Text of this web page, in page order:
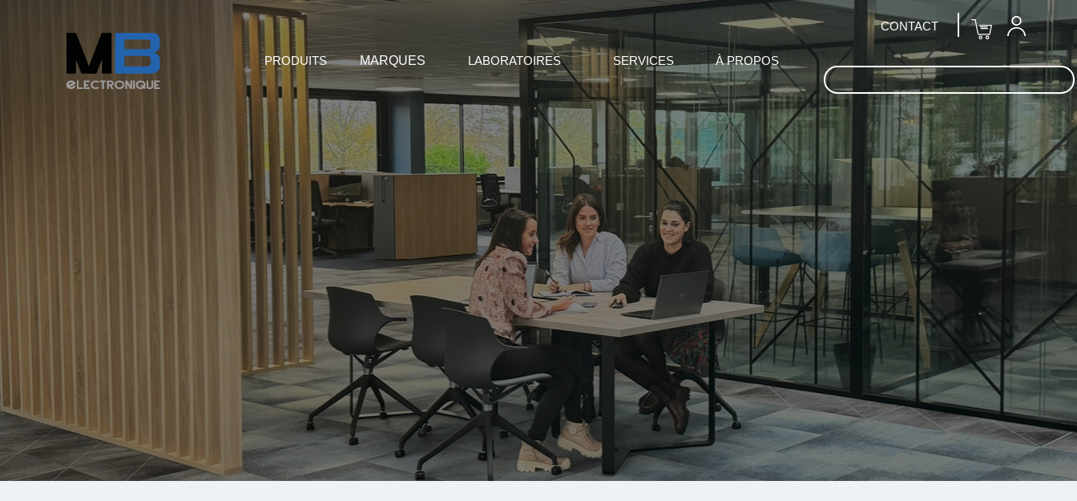
CONTACT
PRODUITS MARQUES LABORATOIRES SERVICES À PROPOS